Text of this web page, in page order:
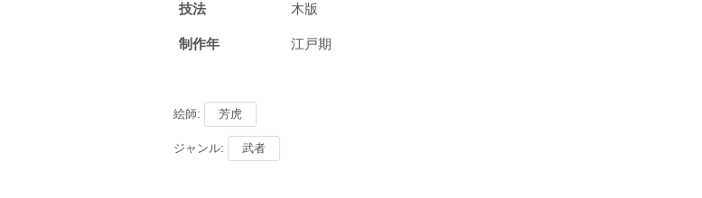
技法 木版
制作年 江戸期
絵師: 芳虎
ジャンル: 武者